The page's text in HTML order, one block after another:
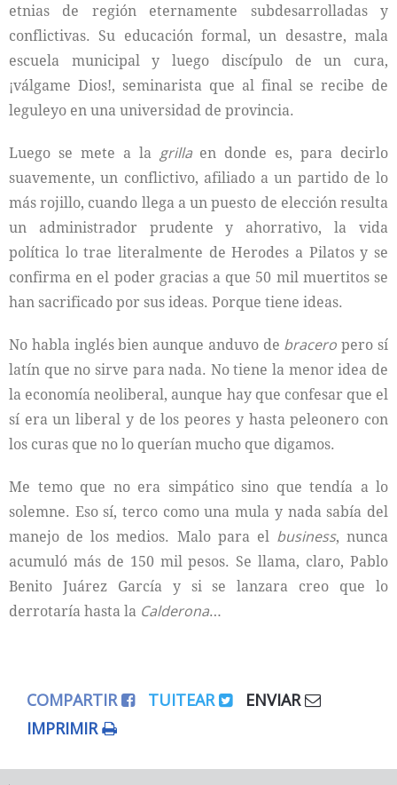
etnias de región eternamente subdesarrolladas y
conflictivas. Su educación formal, un desastre, mala
escuela municipal y luego discípulo de un cura,
¡válgame Dios!, seminarista que al final se recibe de
leguleyo en una universidad de provincia.
Luego se mete a lagrillaen donde es, para decirlo
suavemente, un conflictivo, afiliado a un partido de lo
más rojillo, cuando llega a un puesto de elección resulta
un administrador prudente y ahorrativo, la vida
política lo trae literalmente de Herodes a Pilatos y se
confirma en el poder gracias a que 50 mil muertitos se
han sacrificado por sus ideas. Porque tiene ideas.
No habla inglés bien aunque anduvo de bracero pero sí
latín que no sirve para nada. No tiene la menor idea de
la economía neoliberal, aunque hay que confesar que el
sí era un liberal y de los peores y hasta peleonero con
los curas que no lo querían mucho que digamos.
Me temo que no era simpático sino que tendía a lo
solemne. Eso sí, terco como una mula y nada sabía del
manejo de los medios. Malo para el business, nunca
acumuló más de 150 mil pesos. Se llama, claro, Pablo
Benito Juárez García y si se lanzara creo que lo
derrotaría hasta la Calderona…
COMPARTIR TUITEAR
ENVIAR
IMPRIMIR